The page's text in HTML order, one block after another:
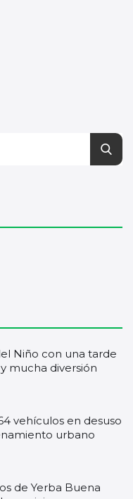
Niño con una tarde
mucha diversión
vehículos en desuso
urbano
de Yerba Buena